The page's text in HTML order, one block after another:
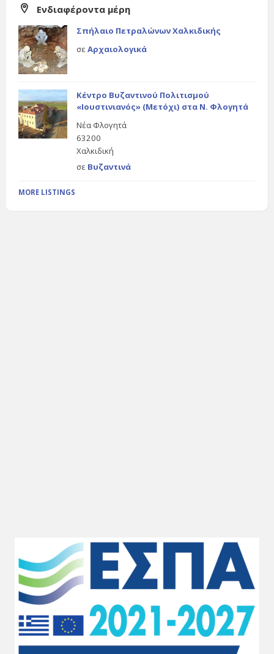
Ενδιαφέροντα μέρη
Σπήλαιο Πετραλώνων Χαλκιδικής
σε Αρχαιολογικά
Κέντρο Βυζαντινού Πολιτισμού
«Ιουστινιανός» (Μετόχι) στα Ν. Φλογητά
Νέα Φλογητά
63200
Χαλκιδική
σε Βυζαντινά
MORE LISTINGS